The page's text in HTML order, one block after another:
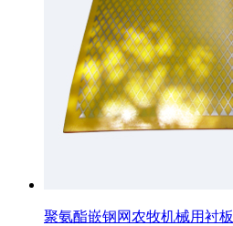
聚氨酯嵌钢网农牧机械用衬板